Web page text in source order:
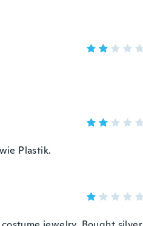
Plastik.